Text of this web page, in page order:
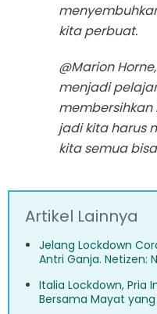
kita perbuat.
@Marion
menjadi
membersihkan
jadi kita harus
kita semua
Artikel Lainnya
Jelang Lockdown
Antri Ganja. Netizen:
Italia Lockdown, Pria
Bersama Mayat